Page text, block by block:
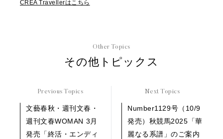
CREA Travellerはこちら
Other Topics
その他トピックス
Previous Topics
文藝春秋・週刊文春・
週刊文春WOMAN 3月
発売「終活・エンディ
Next Topics
Number1129号（10/9
発売）秋競馬2025「華
麗なる系譜」のご案内